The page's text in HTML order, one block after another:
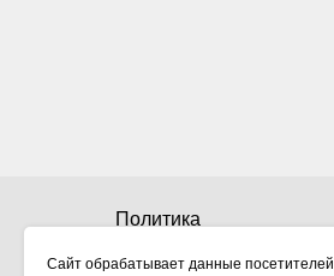
Сайт обрабатывает данные посетителей
Политика